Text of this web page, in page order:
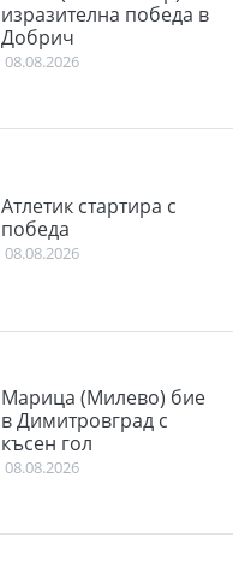
изразителна победа в
Добрич
08.08.2026
Атлетик стартира с
победа
08.08.2026
Марица (Милево) бие
в Димитровград с
късен гол
08.08.2026